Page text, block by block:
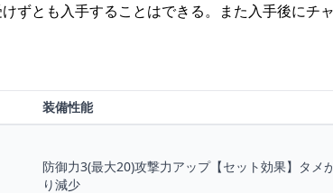
ずとも入手することはできる。また入手後にチ
装備性能
防御力3(最大20)攻撃力アップ【セット効果】タメ
り減少